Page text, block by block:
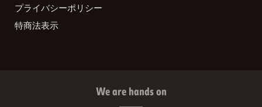
プライバシーポリシー
特商法表示
We are hands on